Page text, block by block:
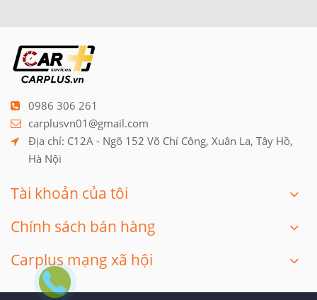
0986 306 261
carplusvn01@gmail.com
Địa chỉ: C12A - Ngõ 152 Võ Chí Công, Xuân La, Tây Hồ,
Hà Nội
Tài khoản của tôi
Chính sách bán hàng
Carplus mạng xã hội